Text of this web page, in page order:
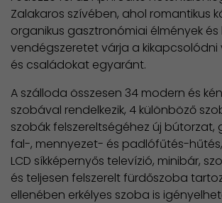
Zalakaros szívében, ahol romantikus
organikus gasztronómiai élmények
vendégszeretet várja a
és családokat egyaránt.
A szálloda összesen 34 modern és
szobával rendelkezik, 4 különböző
szobák felszereltségéhez új bútorzat,
fal-, mennyezet- és padlófűtés-hűtés,
LCD síkképernyős televízió, minibár,
és teljesen felszerelt fürdőszoba
ellenében erkélyes szoba is